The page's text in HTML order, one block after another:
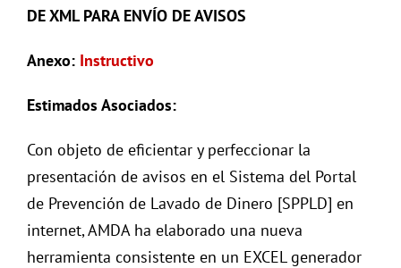
DE XML PARA ENVÍO DE AVISOS
Anexo: Instructivo
Estimados Asociados:
Con objeto de eficientar y perfeccionar la
presentación de avisos en el Sistema del Portal
de Prevención de Lavado de Dinero [SPPLD] en
internet, AMDA ha elaborado una nueva
herramienta consistente en un EXCEL generador